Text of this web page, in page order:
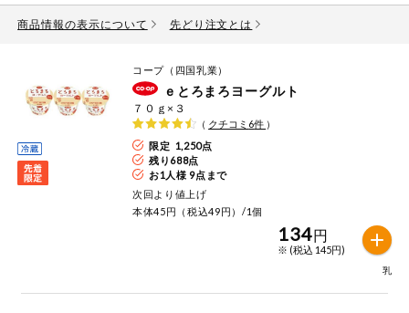
注文番号注文
注文履歴注文
WEBカタログ
パン・ジャム
こんにゃく
冷凍食品
麺類
特価情報
商品情報の表示について 先どり注文とは
コープ（四国乳業）
ｅとろまろヨーグルト
７０ｇ×３
（ クチコミ 6件 ）
限定 1,250点
残り 688点
お1人様 9点まで
次回より値上げ
本体45円（税込49円）/1個
134円
※ (税込 145円)
乳